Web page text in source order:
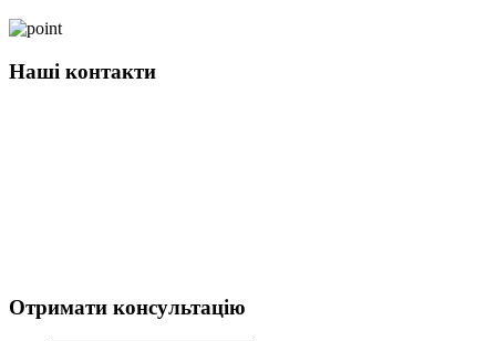
Наші контакти
Отримати консультацію